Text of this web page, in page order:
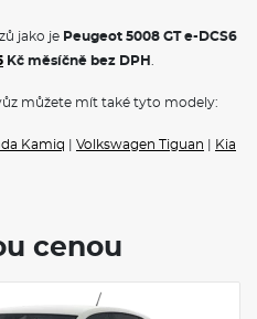
jako je Peugeot 5008 GT e-DCS6
Kč měsíčně bez DPH .
můžete mít také tyto modely:
Kamiq Volkswagen Tiguan
Kia
cenou